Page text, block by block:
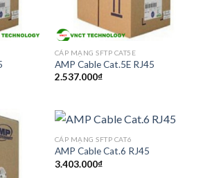
CÁP MẠNG SFTP CAT5E
AMP Cable Cat.5E RJ45
2.537.000₫
CÁP MẠNG SFTP CAT6
AMP Cable Cat.6 RJ45
3.403.000₫